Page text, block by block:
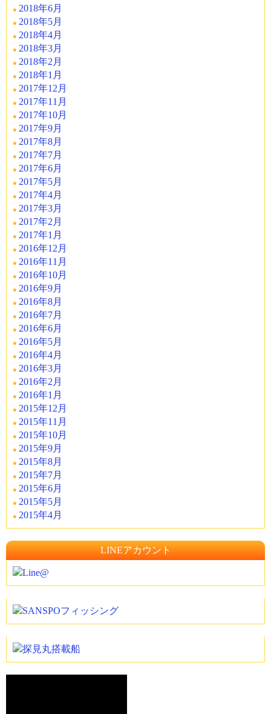
2018年6月
2018年5月
2018年4月
2018年3月
2018年2月
2018年1月
2017年12月
2017年11月
2017年10月
2017年9月
2017年8月
2017年7月
2017年6月
2017年5月
2017年4月
2017年3月
2017年2月
2017年1月
2016年12月
2016年11月
2016年10月
2016年9月
2016年8月
2016年7月
2016年6月
2016年5月
2016年4月
2016年3月
2016年2月
2016年1月
2015年12月
2015年11月
2015年10月
2015年9月
2015年8月
2015年7月
2015年6月
2015年5月
2015年4月
LINEアカウント